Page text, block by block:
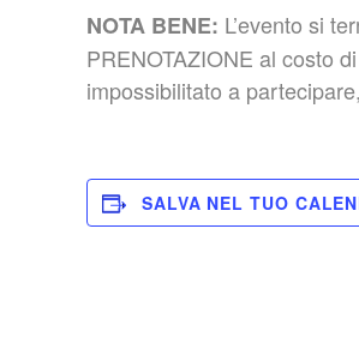
NOTA BENE: L’evento si
PRENOTAZIONE al costo
impossibilitato a
SALVA NEL TUO